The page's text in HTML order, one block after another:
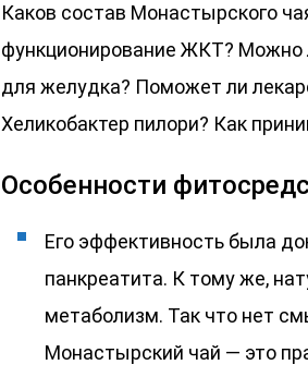
Каков состав Монастырского
функционирование ЖКТ? Можно
для желудка? Поможет ли
Хеликобактер пилори? Как
Особенности
Его эффективность была
панкреатита. К тому же,
метаболизм. Так что нет
Монастырский чай — это